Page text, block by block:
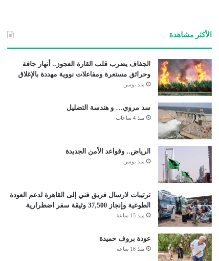
الأكثر مشاهدة
الجفاف يضرب قلب القارة العجوز.. أنهار جافة
وحرائق مستعرة ومفاعلات نووية مهددة بالإغلاق
منذ يومين
سد مروي… و هندسة التضليل
منذ 4 ساعات
الرياض.. وقواعد الأمن الجديدة
منذ يومين
ترتيبات لارسال فريق فني إلى القاهرة لدعم العودة
الطوعية وإنجاز 37,500 وثيقة سفر اضطرارية
منذ 15 ساعة
عودة بروف حميدة
منذ 16 ساعة